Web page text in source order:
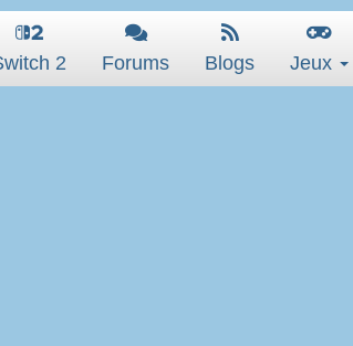
2 Forums Blogs Jeux